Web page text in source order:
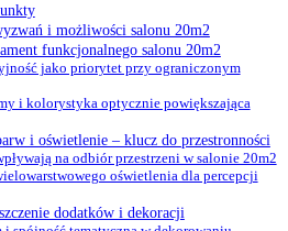
i możliwości salonu 20m2
funkcjonalnego salonu 20m2
jako priorytet przy ograniczonym
i kolorystyka optycznie powiększająca
i oświetlenie – klucz do przestronności
na odbiór przestrzeni w salonie 20m2
oświetlenia dla percepcji
dodatków i dekoracji